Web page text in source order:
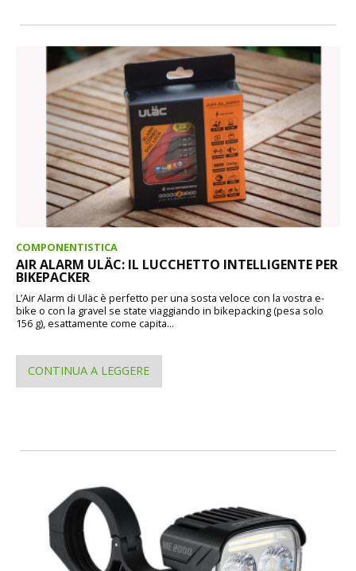
COMPONENTISTICA
AIR ALARM ULÄC: IL LUCCHETTO INTELLIGENTE PER
BIKEPACKER
L’Air Alarm di Uläc è perfetto per una sosta veloce con la vostra e-
bike o con la gravel se state viaggiando in bikepacking (pesa solo
156 g), esattamente come capita...
CONTINUA A LEGGERE